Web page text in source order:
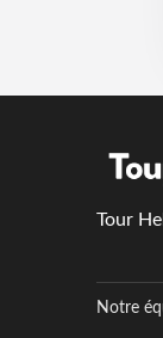
Tour
Notre